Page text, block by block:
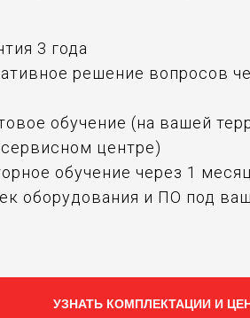
3 года
решение вопросов
обучение (на вашей
центре)
обучение через 1
оборудования и ПО под
УЗНАТЬ КОМПЛЕКТАЦИИ И